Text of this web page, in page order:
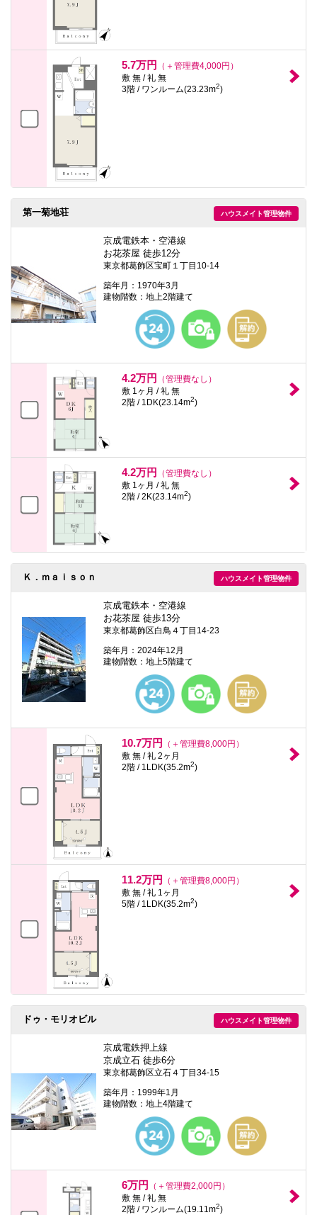
5.7万円
（＋管理費4,000円）
敷 無 / 礼 無
3階 / ワンルーム(23.23m2)
ハウスメイト管理物件
第一菊地荘
京成電鉄本・空港線
お花茶屋 徒歩12分
東京都葛飾区宝町１丁目10-14
築年月：1970年3月
建物階数：地上2階建て
4.2万円
（管理費なし）
敷 1ヶ月 / 礼 無
2階 / 1DK(23.14m2)
4.2万円
（管理費なし）
敷 1ヶ月 / 礼 無
2階 / 2K(23.14m2)
ハウスメイト管理物件
Ｋ．ｍａｉｓｏｎ
京成電鉄本・空港線
お花茶屋 徒歩13分
東京都葛飾区白鳥４丁目14-23
築年月：2024年12月
建物階数：地上5階建て
10.7万円
（＋管理費8,000円）
敷 無 / 礼 2ヶ月
2階 / 1LDK(35.2m2)
11.2万円
（＋管理費8,000円）
敷 無 / 礼 1ヶ月
5階 / 1LDK(35.2m2)
ハウスメイト管理物件
ドゥ・モリオビル
京成電鉄押上線
京成立石 徒歩6分
東京都葛飾区立石４丁目34-15
築年月：1999年1月
建物階数：地上4階建て
6万円
（＋管理費2,000円）
敷 無 / 礼 無
2階 / ワンルーム(19.11m2)